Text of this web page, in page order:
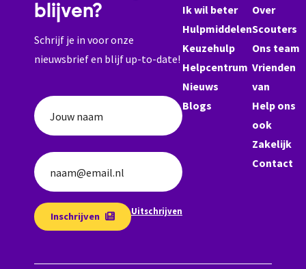
blijven?
Schrijf je in voor onze
nieuwsbrief en blijf up-to-date!
Jouw naam
naam@email.nl
Inschrijven Uitschrijven
Ik wil beter
Hulpmiddelen
Keuzehulp
Helpcentrum
Nieuws
Blogs
Over
Scouters
Ons team
Vrienden
van
Help ons
ook
Zakelijk
Contact